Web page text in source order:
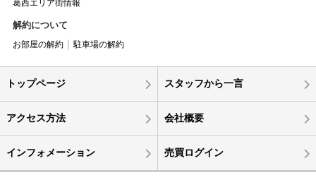
葛西エリア街情報
解約について
お部屋の解約 駐車場の解約
トップページ スタッフから一言
アクセス方法 会社概要
インフォメーション 売買ログイン